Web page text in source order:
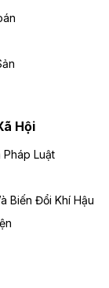
ty Cổ
được
khu
gần 59 ha
cao Long
cao tốc
Hội
Pháp Luật
Biến Đổi Khí Hậu